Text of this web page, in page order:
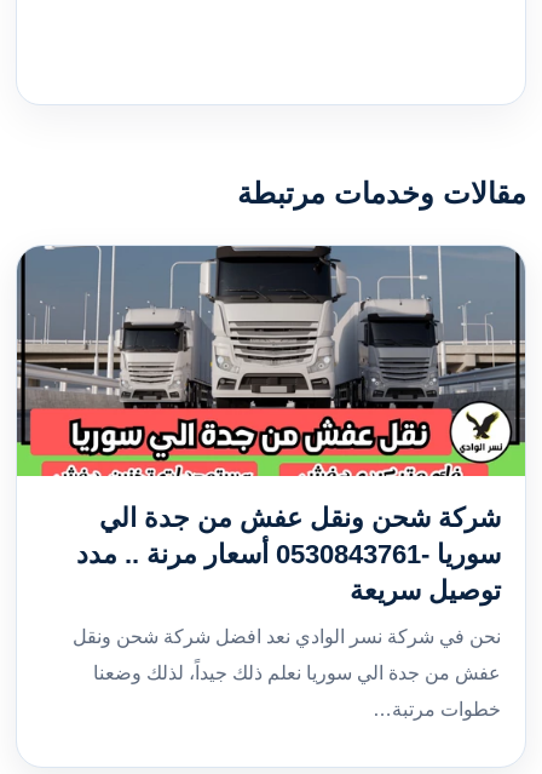
مقالات وخدمات مرتبطة
شركة شحن ونقل عفش من جدة الي
سوريا -0530843761 أسعار مرنة .. مدد
توصيل سريعة
نحن في شركة نسر الوادي نعد افضل شركة شحن ونقل
عفش من جدة الي سوريا نعلم ذلك جيداً، لذلك وضعنا
خطوات مرتبة…